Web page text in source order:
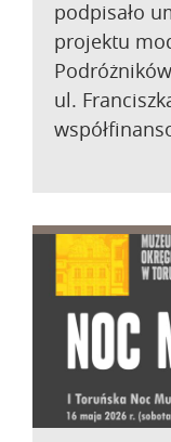
podpisało
projektu
ul.